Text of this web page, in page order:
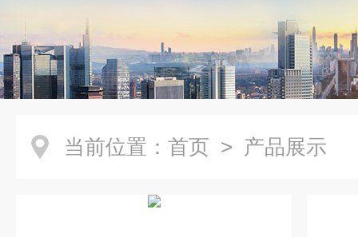
当前位置： 首页 > 产品展示